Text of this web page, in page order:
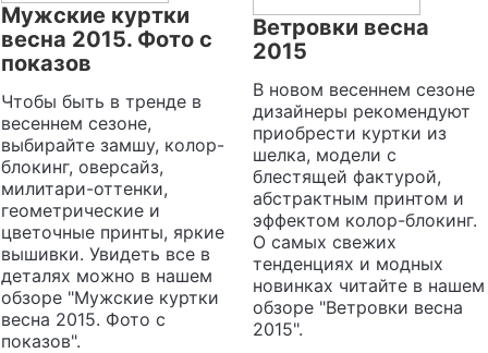
Мужские куртки
весна 2015. Фото с
показов
Чтобы быть в тренде в
весеннем сезоне,
выбирайте замшу, колор-
блокинг, оверсайз,
милитари-оттенки,
геометрические и
цветочные принты, яркие
вышивки. Увидеть все в
деталях можно в нашем
обзоре "Мужские куртки
весна 2015. Фото с
показов".
Ветровки весна
2015
В новом весеннем сезоне
дизайнеры рекомендуют
приобрести куртки из
шелка, модели с
блестящей фактурой,
абстрактным принтом и
эффектом колор-блокинг.
О самых свежих
тенденциях и модных
новинках читайте в нашем
обзоре "Ветровки весна
2015".